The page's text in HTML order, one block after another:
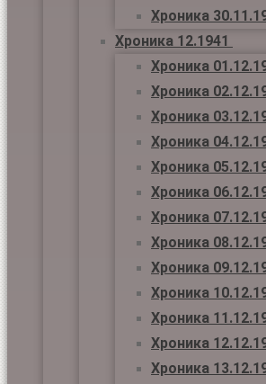
Хроника
Хроника 12.1941
Хроника
Хроника
Хроника
Хроника
Хроника
Хроника
Хроника
Хроника
Хроника
Хроника
Хроника
Хроника
Хроника